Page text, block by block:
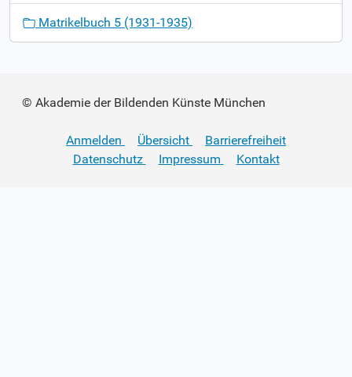
Matrikelbuch 5 (1931-1935)
© Akademie der Bildenden Künste München
Anmelden Übersicht
Barrierefreiheit
Datenschutz
Impressum Kontakt